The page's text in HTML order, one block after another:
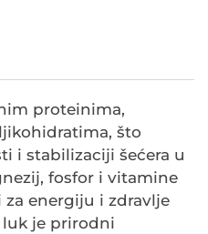
proteinima,
što
i stabilizaciji šećera u
fosfor i vitamine
energiju i zdravlje
luk je prirodni